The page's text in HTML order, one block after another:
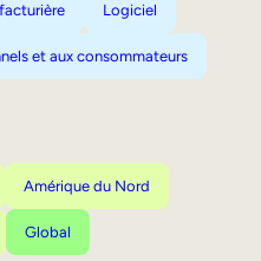
Logiciel
et aux consommateurs
Amérique du Nord
Global